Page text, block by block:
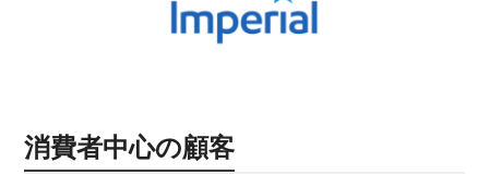
消費者中心の顧客